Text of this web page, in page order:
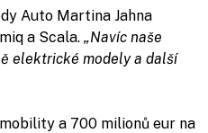
Auto Martina Jahna
a Scala.„Navíc naše
elektrické modely a další
a 700 milionů eur na